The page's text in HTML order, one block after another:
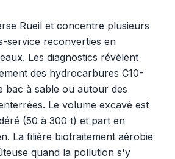
Rueil et concentre plusieurs
service reconverties en
Les diagnostics révèlent
des hydrocarbures C10-
bac à sable ou autour des
Le volume excavé est
(50 à 300 t) et part en
La filière biotraitement aérobie
quand la pollution s'y